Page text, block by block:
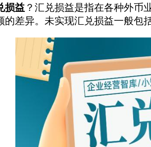
损益 ？汇兑损益是指在各种外币
的差异。未实现汇兑损益一般包